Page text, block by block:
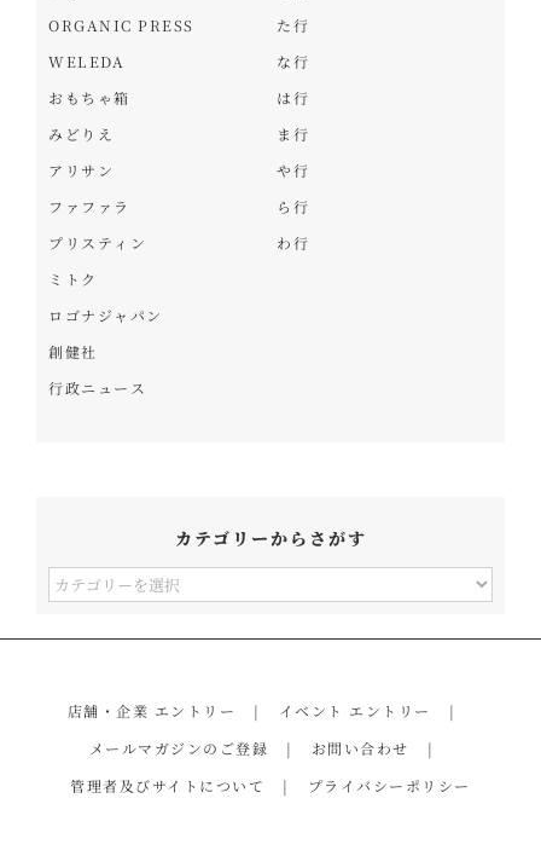
ORGANIC PRESS
WELEDA
おもちゃ箱
みどりえ
アリサン
ファファラ
プリスティン
ミトク
ロゴナジャパン
創健社
行政ニュース
た行
な行
は行
ま行
や行
ら行
わ行
カテゴリーからさがす
カ
店舗・企業 エントリー
イベント エントリー
メールマガジンのご登録
お問い合わせ
管理者及びサイトについて
プライバシーポリシー